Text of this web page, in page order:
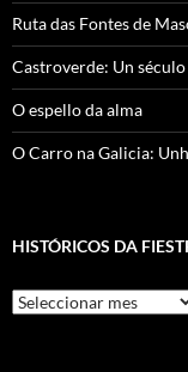
Ruta das Fontes de
Castroverde: Un
O espello da alma
O Carro na Galicia:
HISTÓRICOS DA
Históricos
Da